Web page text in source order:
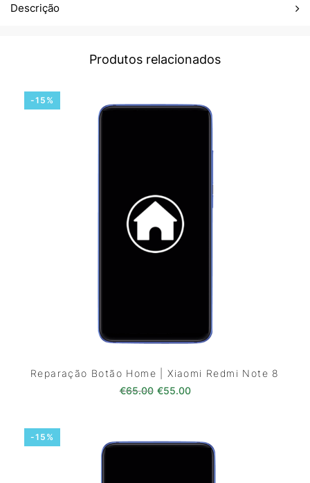
Descrição
Produtos relacionados
-15%
Reparação Botão Home | Xiaomi Redmi Note 8
€65.00 O preço original era: €65.00.
€55.00O preço atual é:
-15%